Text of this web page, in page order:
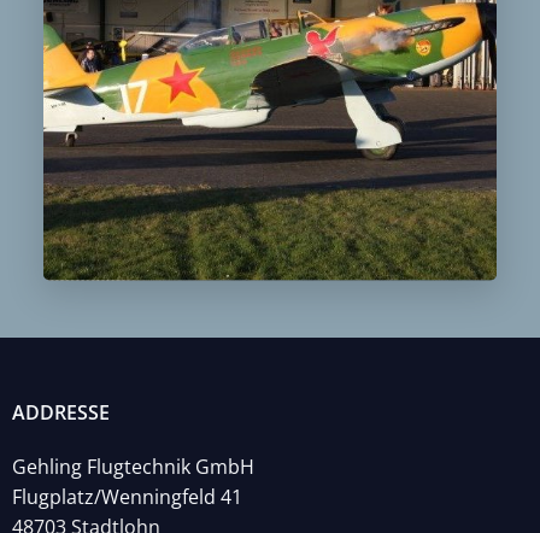
ADDRESSE
Gehling Flugtechnik GmbH
Flugplatz/Wenningfeld 41
48703 Stadtlohn